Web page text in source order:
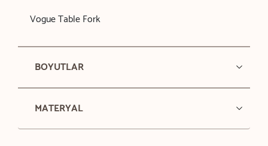
Vogue Table Fork
BOYUTLAR
MATERYAL